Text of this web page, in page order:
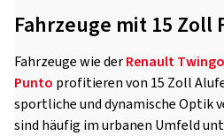
Fahrzeuge mit 15 Zoll
Fahrzeuge wie derRenault Twingo
Punto profitieren von 15 Zoll
sportliche und dynamische Optik
sind häufig im urbanen Umfeld